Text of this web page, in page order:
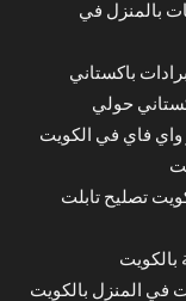
بالمنزل في
حولي
واي فاي في الكويت
تصليح تابلت
بالكويت
في المنزل بالكويت